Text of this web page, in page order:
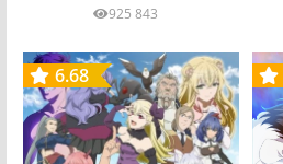
925 843
6.68